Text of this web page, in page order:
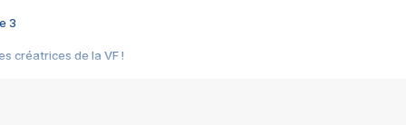
3
créatrices de la VF !